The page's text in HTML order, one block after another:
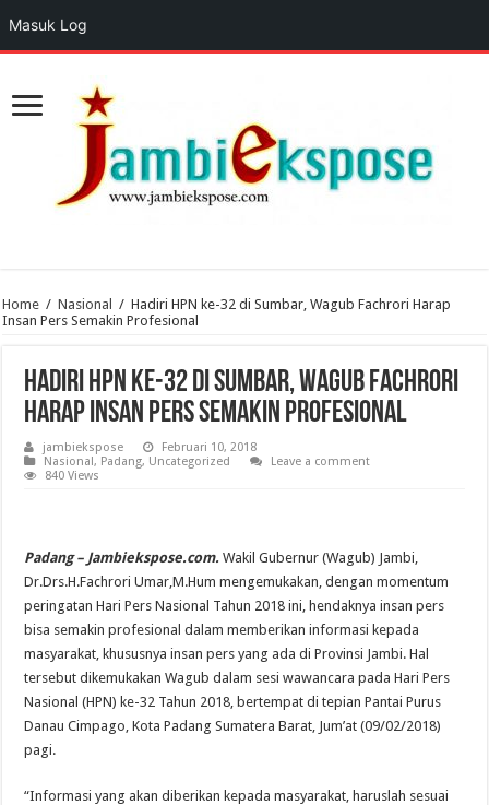
Home / Nasional / Hadiri HPN ke-32 di Sumbar, Wagub Fachrori Harap
Insan Pers Semakin Profesional
Hadiri HPN ke-32 di Sumbar, Wagub Fachrori
Harap Insan Pers Semakin Profesional
jambiekspose
Februari 10, 2018
Nasional, Padang, Uncategorized
Leave a comment
840 Views
Padang – Jambiekspose.com. Wakil Gubernur (Wagub) Jambi,
Dr.Drs.H.Fachrori Umar,M.Hum mengemukakan, dengan momentum
peringatan Hari Pers Nasional Tahun 2018 ini, hendaknya insan pers
bisa semakin profesional dalam memberikan informasi kepada
masyarakat, khususnya insan pers yang ada di Provinsi Jambi. Hal
tersebut dikemukakan Wagub dalam sesi wawancara pada Hari Pers
Nasional (HPN) ke-32 Tahun 2018, bertempat di tepian Pantai Purus
Danau Cimpago, Kota Padang Sumatera Barat, Jum’at (09/02/2018)
pagi.
“Informasi yang akan diberikan kepada masyarakat, haruslah sesuai
Masuk Log